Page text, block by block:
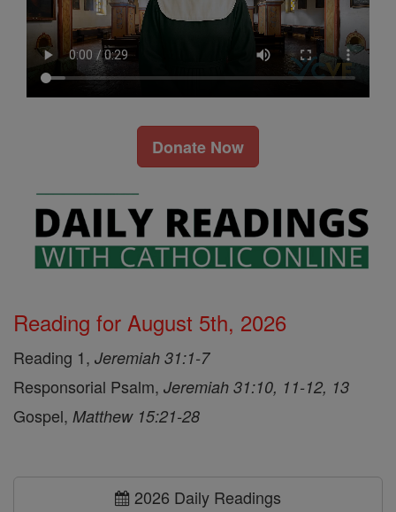
Donate Now
Reading for August 5th, 2026
Reading 1, Jeremiah 31:1-7
Responsorial Psalm, Jeremiah 31:10, 11-12, 13
Gospel, Matthew 15:21-28
2026 Daily Readings